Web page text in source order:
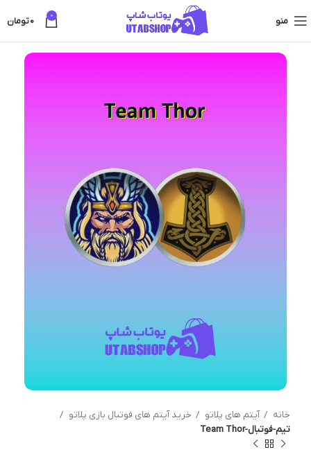
منو 0
0تومان
خانه آیتم های پلاتو
خرید آیتم های فوتبال بازی پلاتو
تیم-فوتبال-Team Thor